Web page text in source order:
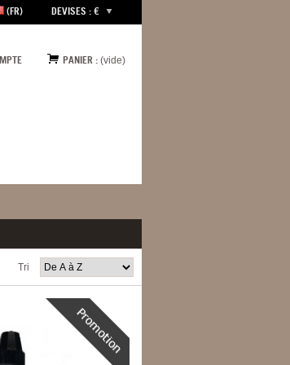
(FR) DEVISES : €
PANIER : (vide)
Tri